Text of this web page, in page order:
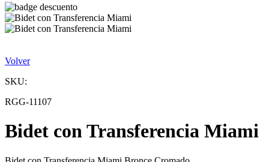
Volver
SKU:
RGG-11107
Bidet con Transferencia Miami